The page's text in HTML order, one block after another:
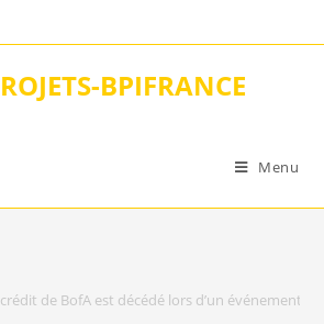
BPIFRANCE
Menu
de BofA est décédé lors d’un événement